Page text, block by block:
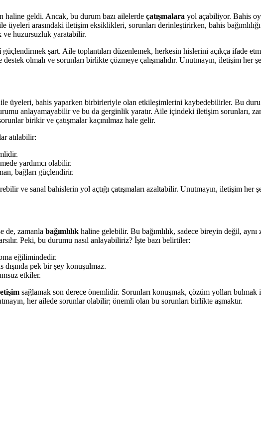
haline geldi. Ancak, bu durum bazı ailelerde çatışmalara yol açabiliyor. Bahis
üyeleri arasındaki iletişim eksiklikleri, sorunları derinleştirirken, bahis
ve huzursuzluk yaratabilir.
güçlendirmek şart. Aile toplantıları düzenlemek, herkesin hislerini açıkça ifade
olmalı ve sorunları birlikte çözmeye çalışmalıdır. Unutmayın, iletişim her
üyeleri, bahis yaparken birbirleriyle olan etkileşimlerini kaybedebilirler. Bu
anlayamayabilir ve bu da gerginlik yaratır. Aile içindeki iletişim sorunları,
birikir ve çatışmalar kaçınılmaz hale gelir.
atılabilir:
yardımcı olabilir.
bağları güçlendirir.
ve sanal bahislerin yol açtığı çatışmaları azaltabilir. Unutmayın, iletişim her
de, zamanla bağımlılık haline gelebilir. Bu bağımlılık, sadece bireyin değil, aynı
Peki, bu durumu nasıl anlayabiliriz? İşte bazı belirtiler:
eğilimindedir.
pek bir şey konuşulmaz.
etkiler.
sağlamak son derece önemlidir. Sorunları konuşmak, çözüm yolları
her ailede sorunlar olabilir; önemli olan bu sorunları birlikte aşmaktır.